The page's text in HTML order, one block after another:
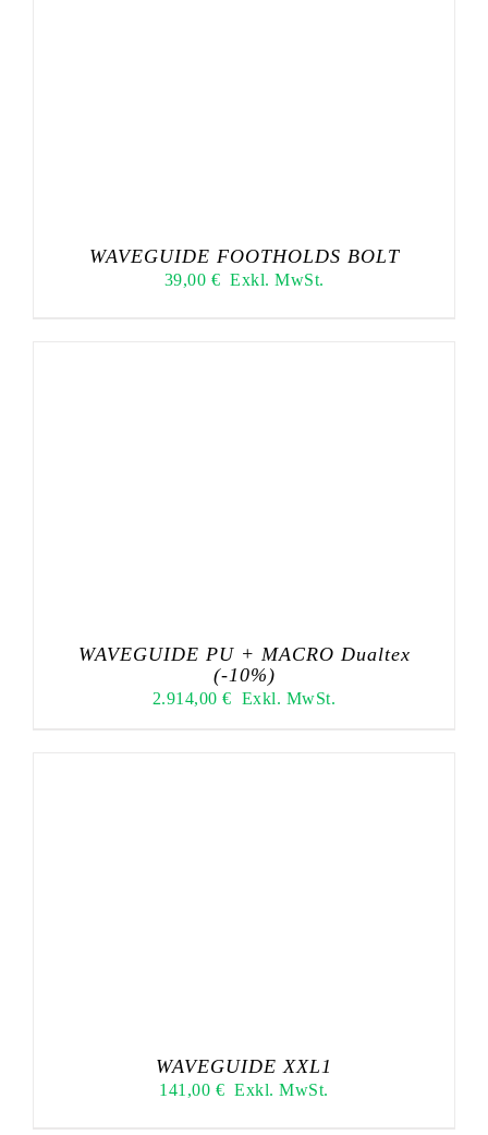
WAVEGUIDE FOOTHOLDS BOLT
39,00 € Exkl. MwSt.
WAVEGUIDE PU + MACRO Dualtex
(-10%)
2.914,00€ Exkl. MwSt.
WAVEGUIDE XXL1
141,00 € Exkl. MwSt.